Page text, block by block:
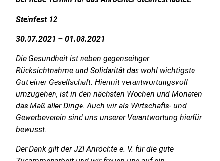
Steinfest 12
30.07.2021 – 01.08.2021
Die Gesundheit ist neben gegenseitiger
Rücksichtnahme und Solidarität das wohl wichtigste
Gut einer Gesellschaft. Hiermit verantwortungsvoll
umzugehen, ist in den nächsten Wochen und Monaten
das Maß aller Dinge. Auch wir als Wirtschafts- und
Gewerbeverein sind uns unserer Verantwortung hierfür
bewusst.
Der Dank gilt der JZI Anröchte e. V. für die gute